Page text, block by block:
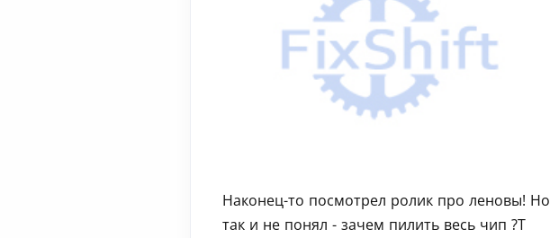
Наконец-то посмотрел ролик про леновы! Но
так и не понял - зачем пилить весь чип ?Т